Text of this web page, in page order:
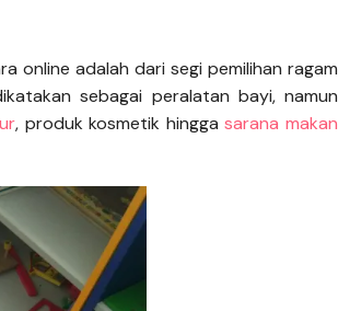
online adalah dari segi pemilihan ragam
sebagai peralatan bayi, namun
, produk kosmetik hinggasarana makan